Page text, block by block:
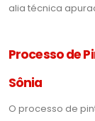
alia técnica
Processo de
Sônia
O processo de